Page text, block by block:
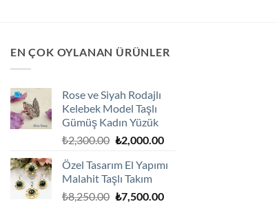
EN ÇOK OYLANAN ÜRÜNLER
Rose ve Siyah Rodajlı
Kelebek Model Taşlı
Gümüş Kadın Yüzük
₺2,300.00 Orijinal
₺2,300.00.
₺2,000.00Şu
fiyat:
Özel Tasarım El Yapımı
Malahit Taşlı Takım
₺8,250.00 Orijinal
₺7,500.00Şu